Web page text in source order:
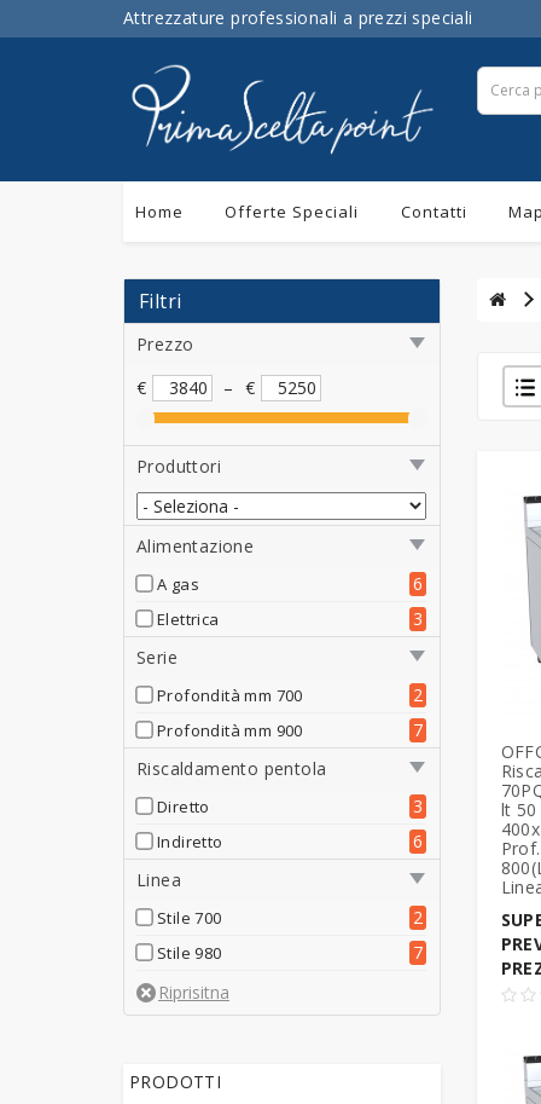
Attrezzature professionali a prezzi speciali
Home Offerte Speciali Contatti
Filtri
Prezzo
€
– €
Produttori
Alimentazione
A gas 6
Elettrica
3
Serie
Profondità mm 700 2
Profondità mm 900
7
Riscaldamento pentola
Diretto 3
Indiretto
6
Linea
Stile 700 2
Stile 980 7
PRODOTTI
lt 50